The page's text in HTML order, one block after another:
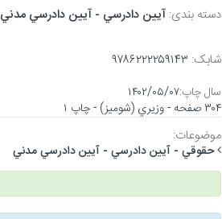
دسته بندی:آيين دادرسي - آيين دادرسي مدني
شابک: ۹۷۸۶۲۲۲۲۵۹۱۴۳
سال چاپ:۱۴۰۲/۰۵/۰۷
۳۰۴ صفحه - وزيري (شوميز) - چاپ ۱
موضوعات:
حقوقي - آيين دادرسي - آيين دادرسي مدني